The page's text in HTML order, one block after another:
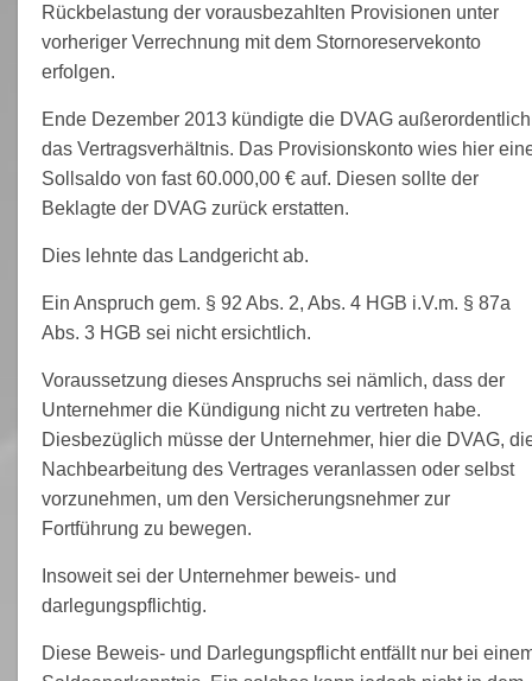
Rückbelastung der vorausbezahlten Provisionen unter
vorheriger Verrechnung mit dem Stornoreservekonto
erfolgen.
Ende Dezember 2013 kündigte die DVAG außerordentlich
das Vertragsverhältnis. Das Provisionskonto wies hier
Sollsaldo von fast 60.000,00 € auf. Diesen sollte der
Beklagte der DVAG zurück erstatten.
Dies lehnte das Landgericht ab.
Ein Anspruch gem. § 92 Abs. 2, Abs. 4 HGB i.V.m. § 87a
Abs. 3 HGB sei nicht ersichtlich.
Voraussetzung dieses Anspruchs sei nämlich, dass der
Unternehmer die Kündigung nicht zu vertreten habe.
Diesbezüglich müsse der Unternehmer, hier die DVAG,
Nachbearbeitung des Vertrages veranlassen oder selbst
vorzunehmen, um den Versicherungsnehmer zur
Fortführung zu bewegen.
Insoweit sei der Unternehmer beweis- und
darlegungspflichtig.
Diese Beweis- und Darlegungspflicht entfällt nur bei